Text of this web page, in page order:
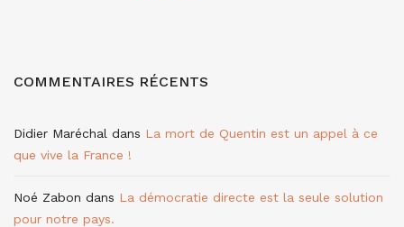
COMMENTAIRES RÉCENTS
Didier Maréchal dans La mort de Quentin est un appel à ce
que vive la France !
Noé Zabon dans La démocratie directe est la seule solution
pour notre pays.